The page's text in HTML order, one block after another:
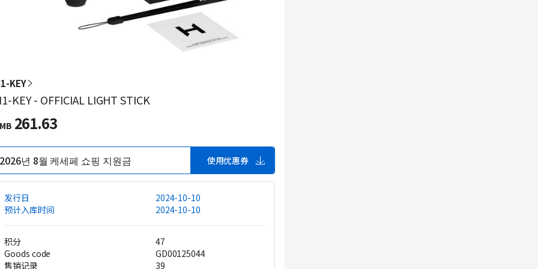
KEY
KEY - OFFICIAL LIGHT STICK
261.63
2026년 8월 케세페 쇼핑 지원금 使用优惠券
发行日
2024-10-10
预计入库时间
2024-10-10
积分
47
Goods code
GD00125044
售销记录
39